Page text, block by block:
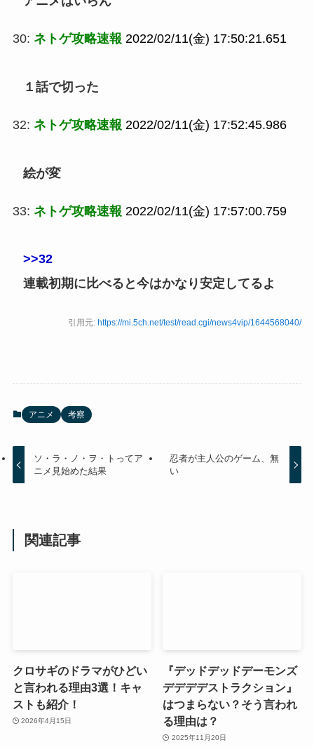
30: ネトゲ攻略速報 2022/02/11(金) 17:50:21.651
１話で切った
32: ネトゲ攻略速報 2022/02/11(金) 17:52:45.986
絵が変
33: ネトゲ攻略速報 2022/02/11(金) 17:57:00.759
>>32
連載初期に比べると今はかなり安定してるよ
引用元: https://mi.5ch.net/test/read.cgi/news4vip/1644568040/
アニメ 考察
ソ・ラ・ノ・ヲ・トってア
ニメ見始めた結果
忍者が主人公のゲーム、無
い
関連記事
クロサギのドラマがひどい
と言われる理由3選！キャ
ストも紹介！
2026年4月15日
『デッドデッドデーモンズ
デデデデストラクション』
はつまらない？そう言われ
る理由は？
2025年11月20日